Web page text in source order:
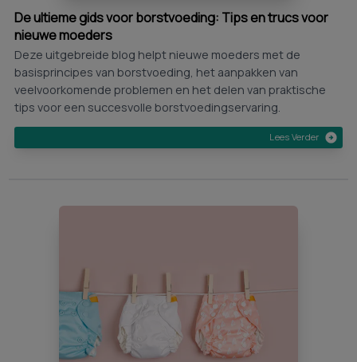
De ultieme gids voor borstvoeding: Tips en trucs voor
nieuwe moeders
Deze uitgebreide blog helpt nieuwe moeders met de
basisprincipes van borstvoeding, het aanpakken van
veelvoorkomende problemen en het delen van praktische
tips voor een succesvolle borstvoedingservaring.
Lees Verder